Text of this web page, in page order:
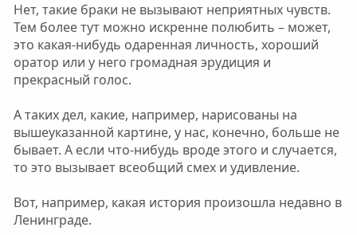
Нет, такие браки не вызывают неприятных чувств.
Тем более тут можно искренне полюбить – может,
это какая-нибудь одаренная личность, хороший
оратор или у него громадная эрудиция и
прекрасный голос.
А таких дел, какие, например, нарисованы на
вышеуказанной картине, у нас, конечно, больше не
бывает. А если что-нибудь вроде этого и случается,
то это вызывает всеобщий смех и удивление.
Вот, например, какая история произошла недавно в
Ленинграде.